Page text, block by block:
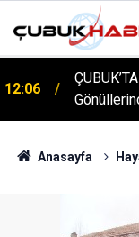
12:06
Anasayfa